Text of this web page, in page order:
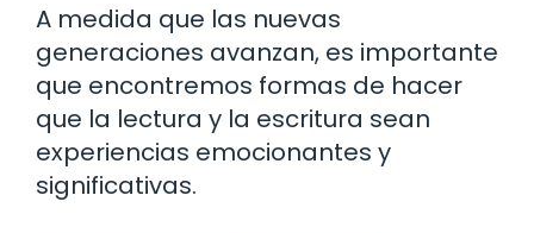
A medida que las nuevas
generaciones avanzan, es importante
que encontremos formas de hacer
que la lectura y la escritura sean
experiencias emocionantes y
significativas.